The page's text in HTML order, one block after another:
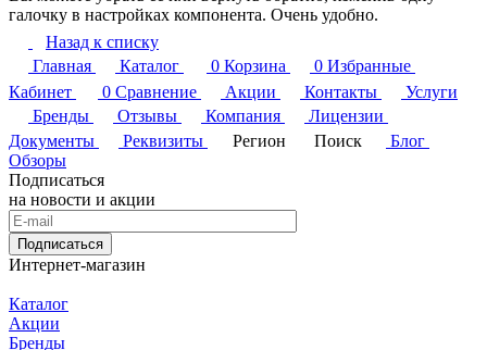
галочку в настройках компонента. Очень удобно.
Назад к списку
Главная
Каталог 0 Корзина 0 Избранные
Кабинет
0 Сравнение Акции Контакты
Услуги
Бренды
Отзывы Компания
Лицензии
Документы
Реквизиты Регион Поиск
Блог
Обзоры
Подписаться
на новости и акции
Подписаться
Интернет-магазин
Каталог
Акции
Бренды